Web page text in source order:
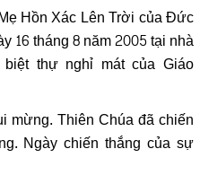
Hồn Xác Lên Trời của Đức
16 tháng 8 năm 2005 tại nhà
biệt thự nghỉ mát của Giáo
mừng. Thiên Chúa đã chiến
Ngày chiến thắng của sự